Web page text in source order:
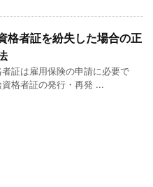
格者証を紛失した場合の正
証は雇用保険の申請に必要で
格者証の発行・再発 ...